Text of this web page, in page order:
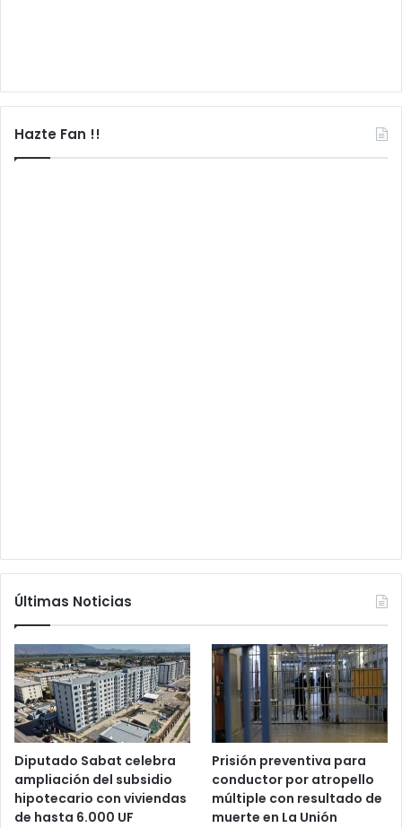
Hazte Fan !!
Últimas Noticias
Diputado Sabat celebra
ampliación del subsidio
hipotecario con viviendas
de hasta 6.000 UF
Prisión preventiva para
conductor por atropello
múltiple con resultado de
muerte en La Unión